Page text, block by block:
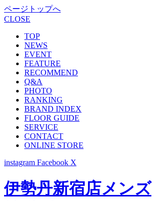
ページトップへ
CLOSE
TOP
NEWS
EVENT
FEATURE
RECOMMEND
Q&A
PHOTO
RANKING
BRAND INDEX
FLOOR GUIDE
SERVICE
CONTACT
ONLINE STORE
instagram Facebook X
伊勢丹新宿店メンズ